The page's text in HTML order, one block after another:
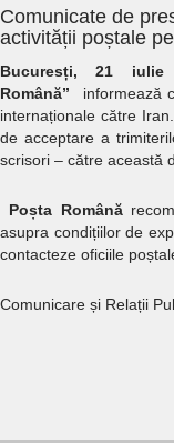
Comunicate de
activității poștale
Bucuresți, 21 iulie
Română” informează
internaționale către
de acceptare a
scrisori – către această
Poșta Română
asupra condițiilor de
contacteze oficiile
Comunicare și Relații